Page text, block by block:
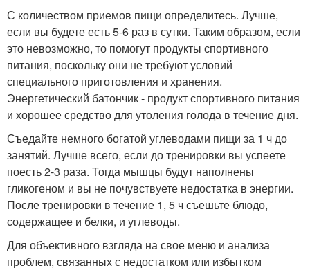
С количеством приемов пищи определитесь. Лучше,
если вы будете есть 5-6 раз в сутки. Таким образом, если
это невозможно, то помогут продукты спортивного
питания, поскольку они не требуют условий
специального приготовления и хранения.
Энергетический батончик - продукт спортивного питания
и хорошее средство для утоления голода в течение дня.
Съедайте немного богатой углеводами пищи за 1 ч до
занятий. Лучше всего, если до тренировки вы успеете
поесть 2-3 раза. Тогда мышцы будут наполнены
гликогеном и вы не почувствуете недостатка в энергии.
После тренировки в течение 1, 5 ч съешьте блюдо,
содержащее и белки, и углеводы.
Для объективного взгляда на свое меню и анализа
проблем, связанных с недостатком или избытком